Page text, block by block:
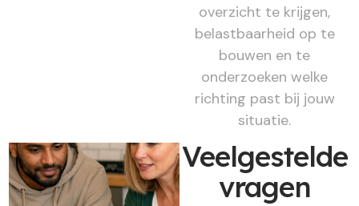
overzicht te krijgen,
belastbaarheid op te
bouwen en te
onderzoeken welke
richting past bij jouw
situatie.
Veelgestelde
vragen